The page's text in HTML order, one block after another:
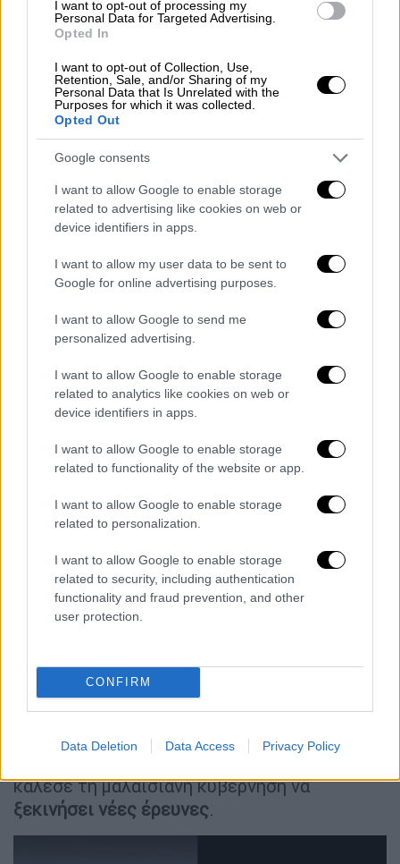
I want to opt-out of processing my
Personal Data for Targeted Advertising.
Opted In
I want to opt-out of Collection, Use,
Retention, Sale, and/or Sharing of my
Personal Data that Is Unrelated with the
Purposes for which it was collected.
Opted Out
Google consents
I want to allow Google to enable storage
related to advertising like cookies on web or
device identifiers in apps.
I want to allow my user data to be sent to
Google for online advertising purposes.
I want to allow Google to send me
personalized advertising.
I want to allow Google to enable storage
related to analytics like cookies on web or
device identifiers in apps.
I want to allow Google to enable storage
related to functionality of the website or app.
I want to allow Google to enable storage
related to personalization.
I want to allow Google to enable storage
related to security, including authentication
functionality and fraud prevention, and other
user protection.
CONFIRM
Data Deletion Data Access Privacy Policy
πτήση MH370
Οι υποθαλάσσιες έρευνες των κυβερνήσεων
Αυστραλίας, τηςΜαλαισίαςκαι της
Κίνας ανεστάλησαντον
οι αρχές έκριναν ότι το αεροσκάφος πιθανόν
δεν βρισκόταν στηζώνη τωνερευνών
κάλυπτε μια έκταση 120.000 τετραγ. χλμ.
«Αποφασισμένη να βρει το
αεροσκάφος η Μαλαισία»
Την Κυριακή, περίπου 500 συγγενείς και
κέντρο κοντά στην πρωτεύουσα της
μαλαισιανής πρωτεύουσας Κουάλα
Λουμπούρ για μια «ημέρα μνήμης».
Ορισμένοι
συγγενείς ήρθαν από την Κίνα, απ’ όπου
κατάγονταν περίπου τα δύο τρίτα των
επιβατών.
«Τα δέκα τελευταία χρόνια ήταν για μένα ένα
Νέιθαν, μια 36χρονη Μαλαισιανή δικηγόρος
της οποίας η μητέρα, η 56χρονη Αν Ντέιζι,
κάλεσε τη μαλαισιανή κυβέρνηση να
ξεκινήσει νέες έρευνες.